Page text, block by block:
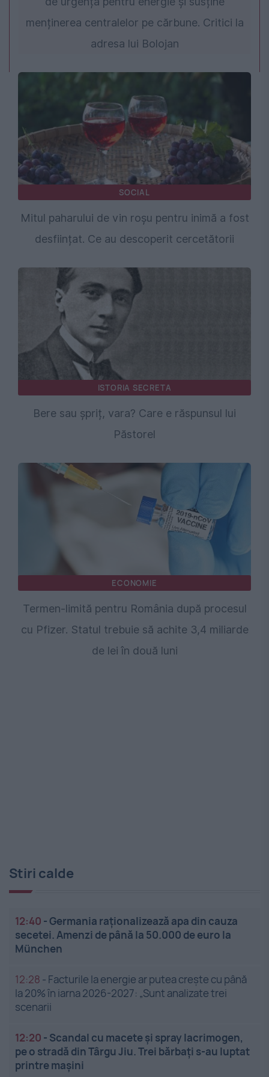
menținerea centralelor pe cărbune. Critici la
adresa lui Bolojan
SOCIAL
Mitul paharului de vin roșu pentru inimă a fost
desființat. Ce au descoperit cercetătorii
ISTORIA SECRETA
Bere sau șpriț, vara? Care e răspunsul lui
Păstorel
ECONOMIE
Termen-limită pentru România după procesul
cu Pfizer. Statul trebuie să achite 3,4 miliarde
de lei în două luni
Stiri calde
12:40 -Germania raționalizează apa din cauza
secetei. Amenzi de până la 50.000 de euro la
München
12:28 - Facturile la energie ar putea crește cu până
la 20% în iarna 2026-2027: „Sunt analizate trei
scenarii
12:20 - Scandal cu macete și spray lacrimogen,
pe o stradă din Târgu Jiu. Trei bărbați s-au luptat
printre mașini